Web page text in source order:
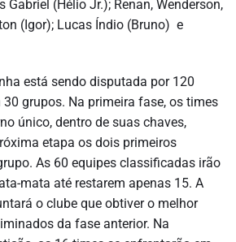
Gabriel (Hélio Jr.); Renan, Wenderson,
(Igor); Lucas Índio (Bruno) e
está sendo disputada por 120
grupos. Na primeira fase, os times
único, dentro de suas chaves,
etapa os dois primeiros
As 60 equipes classificadas irão
mata até restarem apenas 15. A
o clube que obtiver o melhor
da fase anterior. Na